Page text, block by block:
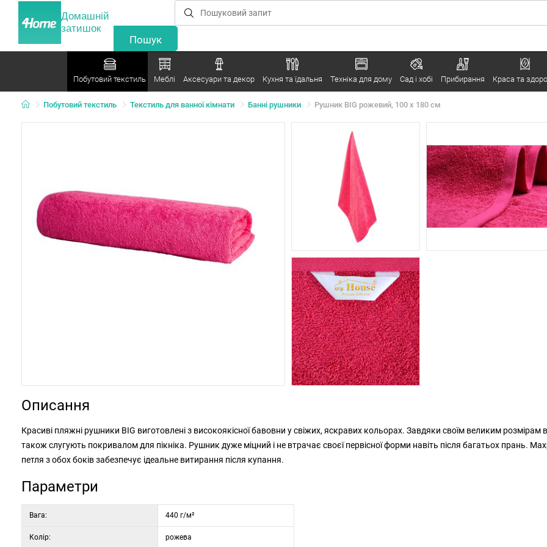
Домашній
затишок
Побутовий текстиль Меблі Аксесуари та декор Кухня та їдальня Техніка для дому Сад і хобі Прибирання Краса та
Побутовий текстиль Текстиль для ванної кімнати Банні рушники Рушник BIG рожевий, 100 x 180 см
Описання
Красиві пляжні рушники BIG виготовлені з високоякісної бавовни у свіжих, яскравих кольорах. Завдяки своїм великим розмірам
також слугують покривалом для пікніка. Рушник дуже міцний і не втрачає своєї первісної форми навіть після багатьох прань.
петля з обох боків забезпечує ідеальне витирання після купання.
Параметри
Вага: 440 г/м²
Колір: рожева